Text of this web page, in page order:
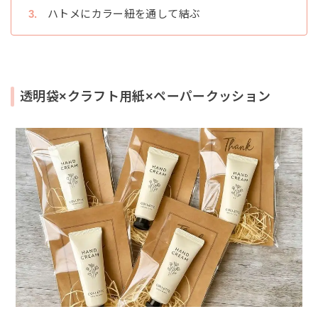
ハトメにカラー紐を通して結ぶ
透明袋×クラフト用紙×ペーパークッション